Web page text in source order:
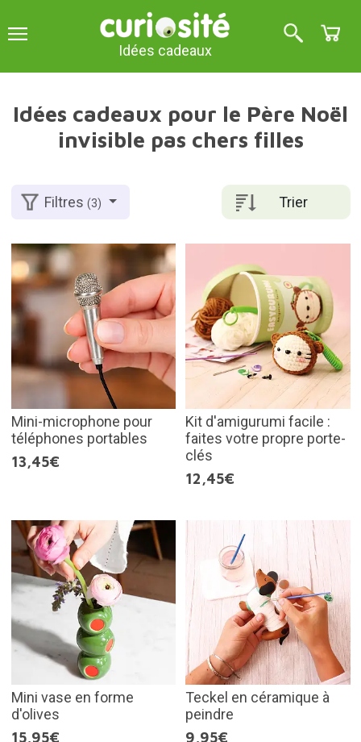
Idées cadeaux
Idées cadeaux pour le Père Noël
invisible pas chers filles
Trier
Filtres(3)
Mini-microphone pour
téléphones portables
13,45€
Kit d'amigurumi facile :
faites votre propre porte-
clés
12,45€
Mini vase en forme
d'olives
15,95€
Teckel en céramique à
peindre
9,95€